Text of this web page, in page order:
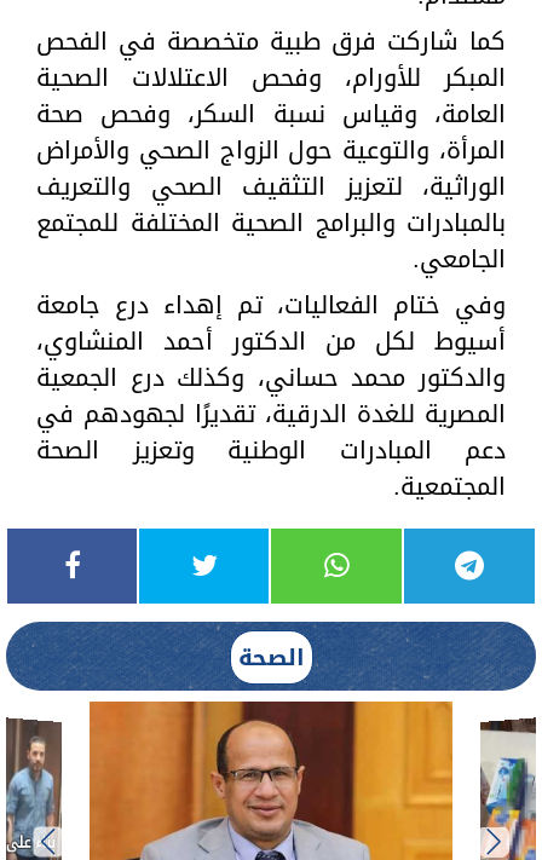
كما شاركت فرق طبية متخصصة في الفحص
المبكر للأورام، وفحص الاعتلالات الصحية
العامة، وقياس نسبة السكر، وفحص صحة
المرأة، والتوعية حول الزواج الصحي والأمراض
الوراثية، لتعزيز التثقيف الصحي والتعريف
بالمبادرات والبرامج الصحية المختلفة للمجتمع
الجامعي.
وفي ختام الفعاليات، تم إهداء درع جامعة
أسيوط لكل من الدكتور أحمد المنشاوي،
والدكتور محمد حساني، وكذلك درع الجمعية
المصرية للغدة الدرقية، تقديرًا لجهودهم في
دعم المبادرات الوطنية وتعزيز الصحة
المجتمعية.
الصحة